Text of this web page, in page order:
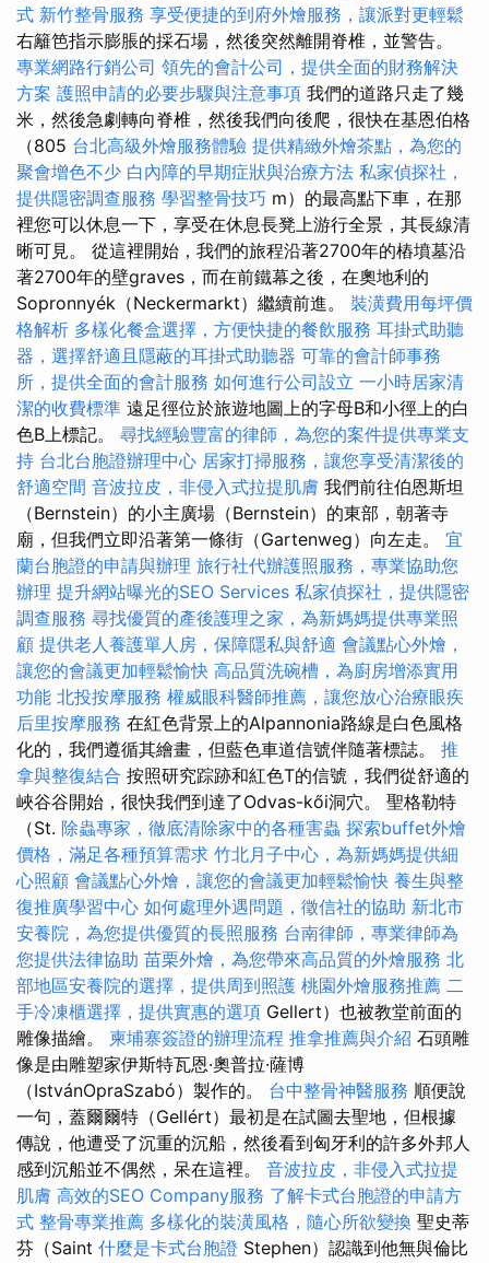
式 新竹整骨服務 享受便捷的到府外燴服務，讓派對更輕鬆
右籬笆指示膨脹的採石場，然後突然離開脊椎，並警告。
專業網路行銷公司 領先的會計公司，提供全面的財務解決
方案 護照申請的必要步驟與注意事項 我們的道路只走了幾
米，然後急劇轉向脊椎，然後我們向後爬，很快在基恩伯格
（805 台北高級外燴服務體驗 提供精緻外燴茶點，為您的
聚會增色不少 白內障的早期症狀與治療方法 私家偵探社，
提供隱密調查服務 學習整骨技巧 m）的最高點下車，在那
裡您可以休息一下，享受在休息長凳上游行全景，其長線清
晰可見。 從這裡開始，我們的旅程沿著2700年的樁墳墓沿
著2700年的壁graves，而在前鐵幕之後，在奧地利的
Sopronnyék（Neckermarkt）繼續前進。 裝潢費用每坪價
格解析 多樣化餐盒選擇，方便快捷的餐飲服務 耳掛式助聽
器，選擇舒適且隱蔽的耳掛式助聽器 可靠的會計師事務
所，提供全面的會計服務 如何進行公司設立 一小時居家清
潔的收費標準 遠足徑位於旅遊地圖上的字母B和小徑上的白
色B上標記。 尋找經驗豐富的律師，為您的案件提供專業支
持 台北台胞證辦理中心 居家打掃服務，讓您享受清潔後的
舒適空間 音波拉皮，非侵入式拉提肌膚 我們前往伯恩斯坦
（Bernstein）的小主廣場（Bernstein）的東部，朝著寺
廟，但我們立即沿著第一條街（Gartenweg）向左走。 宜
蘭台胞證的申請與辦理 旅行社代辦護照服務，專業協助您
辦理 提升網站曝光的SEO Services 私家偵探社，提供隱密
調查服務 尋找優質的產後護理之家，為新媽媽提供專業照
顧 提供老人養護單人房，保障隱私與舒適 會議點心外燴，
讓您的會議更加輕鬆愉快 高品質洗碗槽，為廚房增添實用
功能 北投按摩服務 權威眼科醫師推薦，讓您放心治療眼疾
后里按摩服務 在紅色背景上的Alpannonia路線是白色風格
化的，我們遵循其繪畫，但藍色車道信號伴隨著標誌。 推
拿與整復結合 按照研究踪跡和紅色T的信號，我們從舒適的
峽谷谷開始，很快我們到達了Odvas-kői洞穴。 聖格勒特
（St. 除蟲專家，徹底清除家中的各種害蟲 探索buffet外燴
價格，滿足各種預算需求 竹北月子中心，為新媽媽提供細
心照顧 會議點心外燴，讓您的會議更加輕鬆愉快 養生與整
復推廣學習中心 如何處理外遇問題，徵信社的協助 新北市
安養院，為您提供優質的長照服務 台南律師，專業律師為
您提供法律協助 苗栗外燴，為您帶來高品質的外燴服務 北
部地區安養院的選擇，提供周到照護 桃園外燴服務推薦 二
手冷凍櫃選擇，提供實惠的選項 Gellert）也被教堂前面的
雕像描繪。 柬埔寨簽證的辦理流程 推拿推薦與介紹 石頭雕
像是由雕塑家伊斯特瓦恩·奧普拉·薩博
（IstvánOpraSzabó）製作的。 台中整骨神醫服務 順便說
一句，蓋爾爾特（Gellért）最初是在試圖去聖地，但根據
傳說，他遭受了沉重的沉船，然後看到匈牙利的許多外邦人
感到沉船並不偶然，呆在這裡。 音波拉皮，非侵入式拉提
肌膚 高效的SEO Company服務 了解卡式台胞證的申請方
式 整骨專業推薦 多樣化的裝潢風格，隨心所欲變換 聖史蒂
芬（Saint 什麼是卡式台胞證 Stephen）認識到他無與倫比